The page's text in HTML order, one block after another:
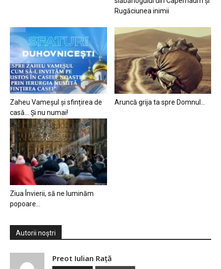
Rugăciunea inimii
Zaheu Vameșul și sfințirea de
casă… Și nu numai!
Aruncă grija ta spre Domnul…
Ziua Învierii, să ne luminăm
popoare…
Autorii noștri
Preot Iulian Raţă